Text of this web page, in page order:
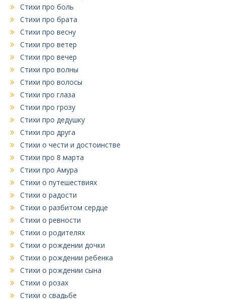
Стихи про боль
Стихи про брата
Стихи про весну
Стихи про ветер
Стихи про вечер
Стихи про волны
Стихи про волосы
Стихи про глаза
Стихи про грозу
Стихи про дедушку
Стихи про друга
Стихи о чести и достоинстве
Стихи про 8 марта
Стихи про Амура
Стихи о путешествиях
Стихи о радости
Стихи о разбитом сердце
Стихи о ревности
Стихи о родителях
Стихи о рождении дочки
Стихи о рождении ребенка
Стихи о рождении сына
Стихи о розах
Стихи о свадьбе